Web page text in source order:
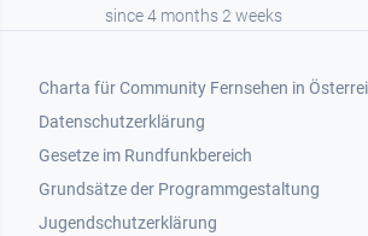
since 4 months 2 weeks
Footer 1
Charta für Community Fernsehen in
Datenschutzerklärung
Gesetze im Rundfunkbereich
Grundsätze der Programmgestaltung
Jugendschutzerklärung